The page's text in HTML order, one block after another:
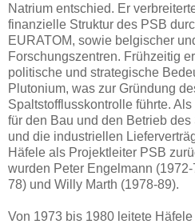
Natrium entschied. Er
finanzielle Struktur des PSB
EURATOM, sowie belgischer
Forschungszentren. Frühzeitig
politische und strategische
Plutonium, was zur Gründung
Spaltstofflusskontrolle führte.
für den Bau und den Betrieb
und die industriellen
Häfele als Projektleiter PSB
wurden Peter Engelmann
78) und Willy Marth (1978-89).
Von 1973 bis 1980 leitete